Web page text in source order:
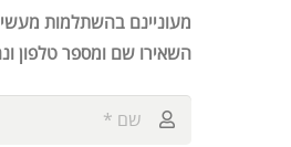
מעוניינם בהשתלמות
השאירו שם ומספר טלפון